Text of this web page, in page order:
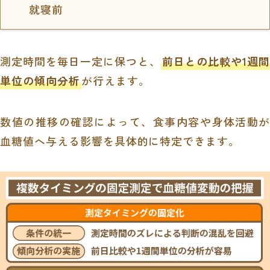
就寝前
測定時間を毎日一定に保つと、 前日との比較や1週間
単位の傾向分析が行えます。
数値の推移の確認によって、食事内容や身体活動が
血糖値へ与える影響を具体的に特定できます。